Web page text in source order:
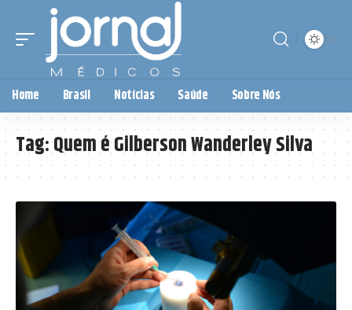
Home Brasil Notícias Saúde Sobre Nós
Tag:Quem é Gilberson Wanderley Silva